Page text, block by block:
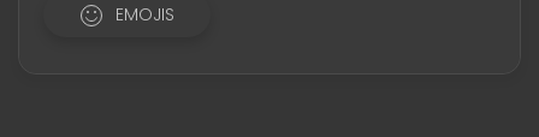
EMOJIS